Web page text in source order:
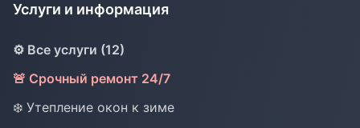
Услуги и информация
⚙️ Все услуги (12)
🚨 Срочный ремонт 24/7
❄️ Утепление окон к зиме